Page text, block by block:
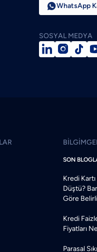
WhatsApp
SOSYAL MEDYA
  
SON
Kredi
Düştü?
Göre
Kredi
Fiyatları
Parasal